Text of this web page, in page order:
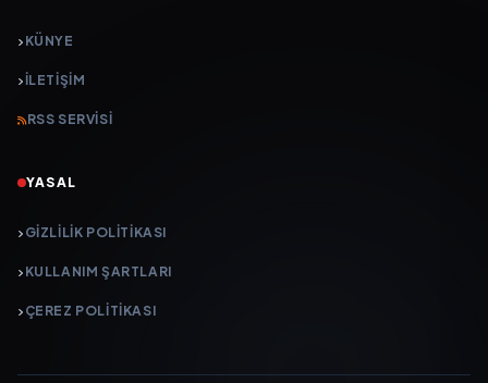
KÜNYE
İLETIŞIM
RSS SERVISI
YASAL
GIZLILIK POLITIKASI
KULLANIM ŞARTLARI
ÇEREZ POLITIKASI